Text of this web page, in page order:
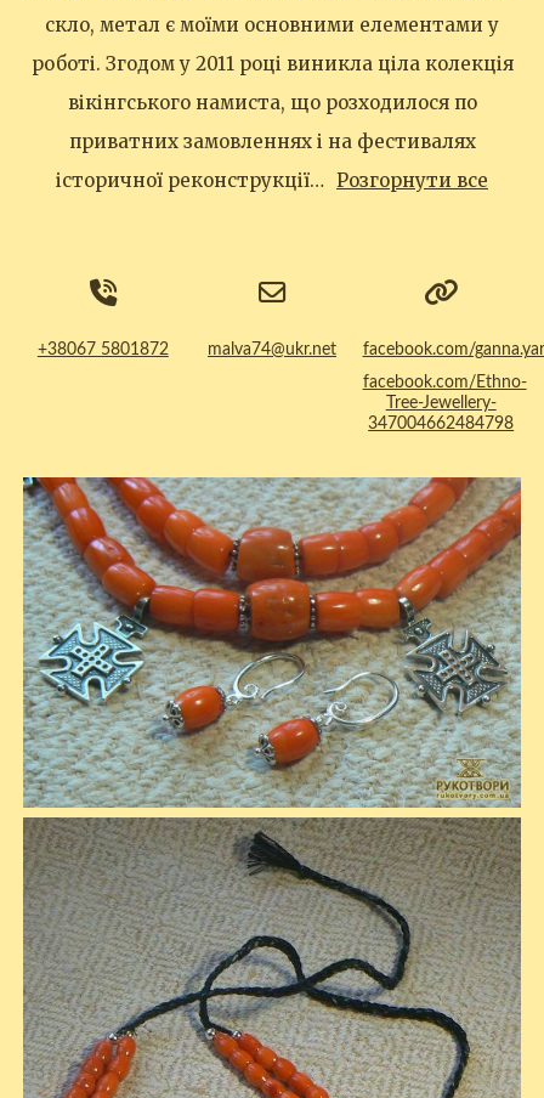
скло, метал є моїми основними елементами у
роботі. Згодом у 2011 році виникла ціла колекція
вікінгського намиста, що розходилося по
приватних замовленнях і на фестивалях
історичної реконструкції… Розгорнути все
+38067 5801872 malva74@ukr.net
facebook.com/
facebook.com/Ethno-
Tree-Jewellery-
347004662484798